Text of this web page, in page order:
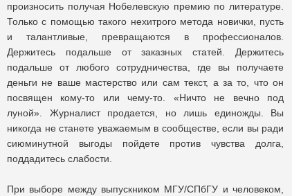
произносить получая Нобелевскую премию по литературе.
Только с помощью такого нехитрого метода новички, пусть
и талантливые, превращаются в профессионалов.
Держитесь подальше от заказных статей. Держитесь
подальше от любого сотрудничества, где вы получаете
деньги не ваше мастерство или сам текст, а за то, что он
посвящен кому-то или чему-то. «Ничто не вечно под
луной». Журналист продается, но лишь единожды. Вы
никогда не станете уважаемым в сообществе, если вы ради
сиюминутной выгоды пойдете против чувства долга,
поддадитесь слабости.
При выборе между выпускником МГУ/СПбГУ и человеком,